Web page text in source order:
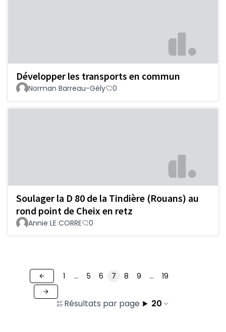
Développer les transports en commun
Norman Barreau-Gély 0
Soulager la D 80 de la Tindière (Rouans) au
rond point de Cheix en retz
Annie LE CORRE 0
Résultats par page : 20
1 … 5 6 7 8 9 … 19